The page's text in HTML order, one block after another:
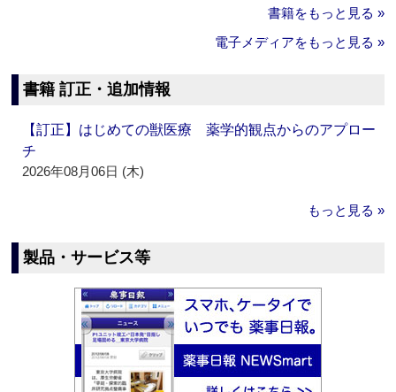
書籍をもっと見る »
電子メディアをもっと見る »
書籍 訂正・追加情報
【訂正】はじめての獣医療 薬学的観点からのアプロー
チ
2026年08月06日 (木)
もっと見る »
製品・サービス等